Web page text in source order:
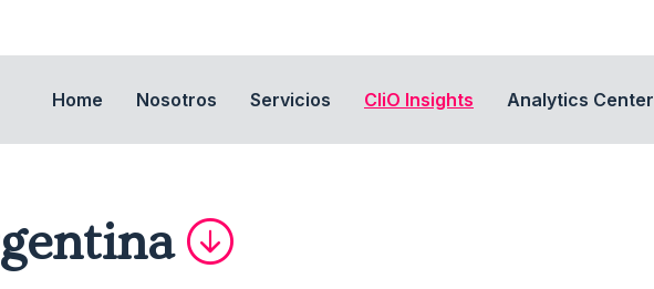
Home Nosotros Servicios CliO Insights Analytics Center